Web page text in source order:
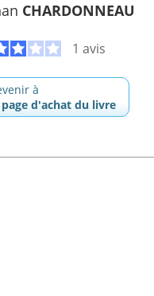
CHARDONNEAU
1 avis
à
page d'achat du livre